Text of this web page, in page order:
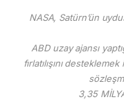
NASA, Satürn’ün
ABD uzay ajansı
fırlatılışını
3,35